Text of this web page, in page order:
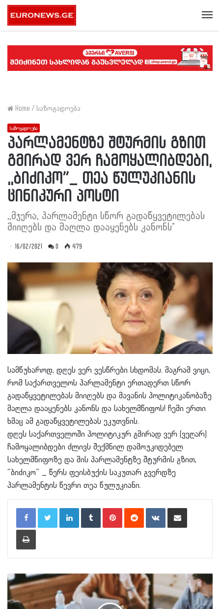
Home / საზოგადოება
საზოგადოება
პარლამენტზე შტურმის გზით
გმირად ვერ ჩამოყალიბდები,
,,ბიძიკო”_ თეა წულუკიანის
ცინიკური პოსტი
,,მჯერა, პარლამენტი სწორ გადაწყვეტილებას
მიიღებს და მაღლა დააყენებს კანონს"
16/02/2021 0 479
სამწუხაროდ, დღეს ვერ ვესწრები სხდომას. მაგრამ ვიცი,
რომ საქართველოს პარლამენტი ერთადერთ სწორ
გადაწყვეტილებას მიიღებს და მავანის პოლიტიკანობაზე
მაღლა დააყენებს კანონს და სახელმწიფოს! ჩემი ერთი
ხმაც ამ გადაწყვეტილებას ეკუთვნის.
დღეს საქართველოში პოლიტიკურ გმირად ვერ (ვეღარ)
ჩამოყალიბდები ძლივს შექმნილ დამოუკიდებელ
სახელმწიფოზე და მის პარლამენტზე შტურმის გზით,
“ბიძიკო” _ წერს ფეისბუქის საკუთარ გვერდზე
პარლამენტის წევრი თეა წულუკიანი.
LinkedInTumblr PinterestReddit VKontakteShare via Email
Print